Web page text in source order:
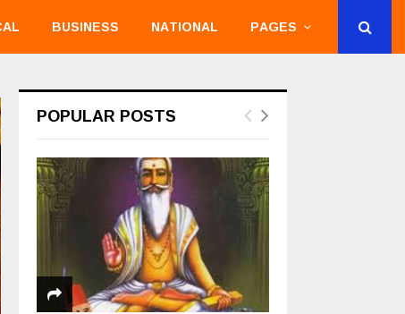
BUSINESS NATIONAL PAGES
POPULAR POSTS